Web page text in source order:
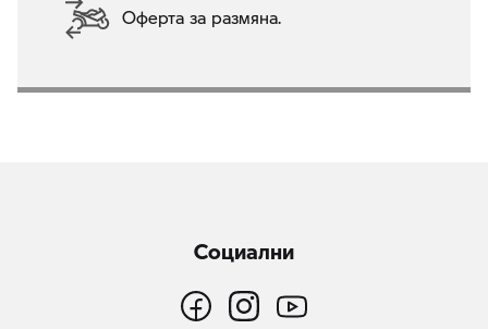
Оферта за размяна.
Социални